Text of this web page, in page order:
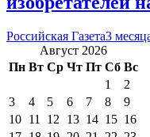
Российская Газета3
Август 2026
Пн Вт Ср Чт Пт Сб Вс
1
2
3
4 5 6 7 8
9
10 11 12 13 14 15 16